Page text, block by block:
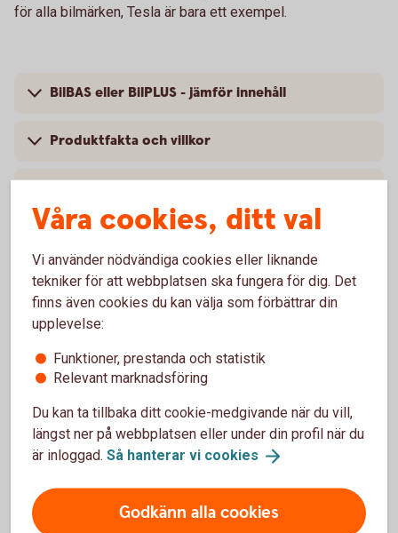
för alla bilmärken, Tesla är bara ett exempel.
BilBAS eller BilPLUS - jämför innehåll
Produktfakta och villkor
Vanliga frågor om att försäkra
Tesla
Trafik, hel och halv – vad är det för skillnad på
När slutar den tidigare ägarens försäkring att
gälla?
Om man övningskör och olyckan är framme,
Våra cookies, ditt val
Vi använder nödvändiga cookies eller liknande
tekniker för att webbplatsen ska fungera för dig. Det
finns även cookies du kan välja som förbättrar din
upplevelse:
Funktioner, prestanda och statistik
Relevant marknadsföring
Du kan ta tillbaka ditt cookie-medgivande när du vill,
längst ner på webbplatsen eller under din profil när du
är inloggad. Så hanterar vi cookies
Godkänn alla cookies